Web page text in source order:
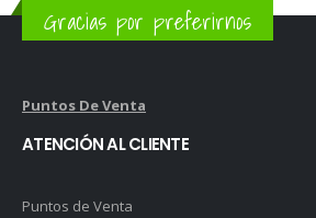
Gracias por preferirnos
Puntos De Venta
ATENCIÓN AL CLIENTE
Puntos de Venta